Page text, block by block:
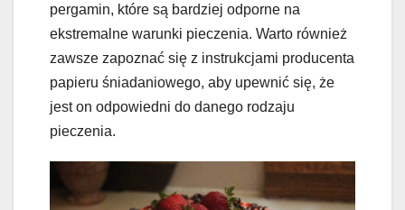
pergamin, które są bardziej odporne na
ekstremalne warunki pieczenia. Warto również
zawsze zapoznać się z instrukcjami producenta
papieru śniadaniowego, aby upewnić się, że
jest on odpowiedni do danego rodzaju
pieczenia.